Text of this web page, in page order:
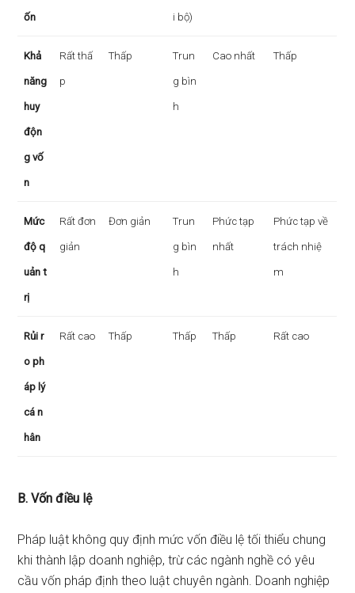
ốn i bộ)
Khả
năng
huy
độn
g vố
n
Rất thấ
p
Thấp Trun
g bìn
h
Cao nhất Thấp
Mức
độ q
uản t
rị
Rất đơn
giản
Đơn giản Trun
g bìn
h
Phức tạp
nhất
Phức tạp về
trách nhiệ
m
Rủi r
o ph
áp lý
cá n
hân
Rất cao Thấp Thấp Thấp Rất cao
B. Vốn điều lệ
Pháp luật không quy định mức vốn điều lệ tối thiểu chung
khi thành lập doanh nghiệp, trừ các ngành nghề có yêu
cầu vốn pháp định theo luật chuyên ngành. Doanh nghiệp